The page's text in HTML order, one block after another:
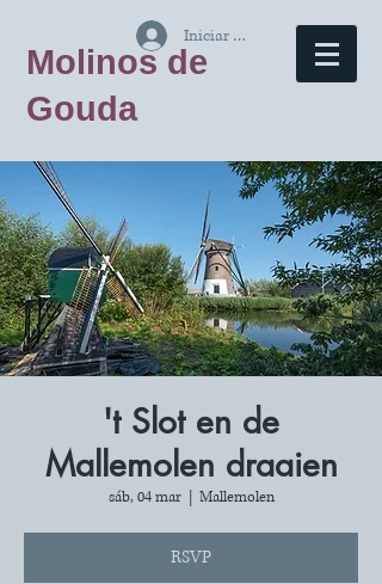
Molinos de
Gouda
Iniciar sesión
't Slot en de
Mallemolen draaien
sáb, 04 mar
  |
Mallemolen
RSVP